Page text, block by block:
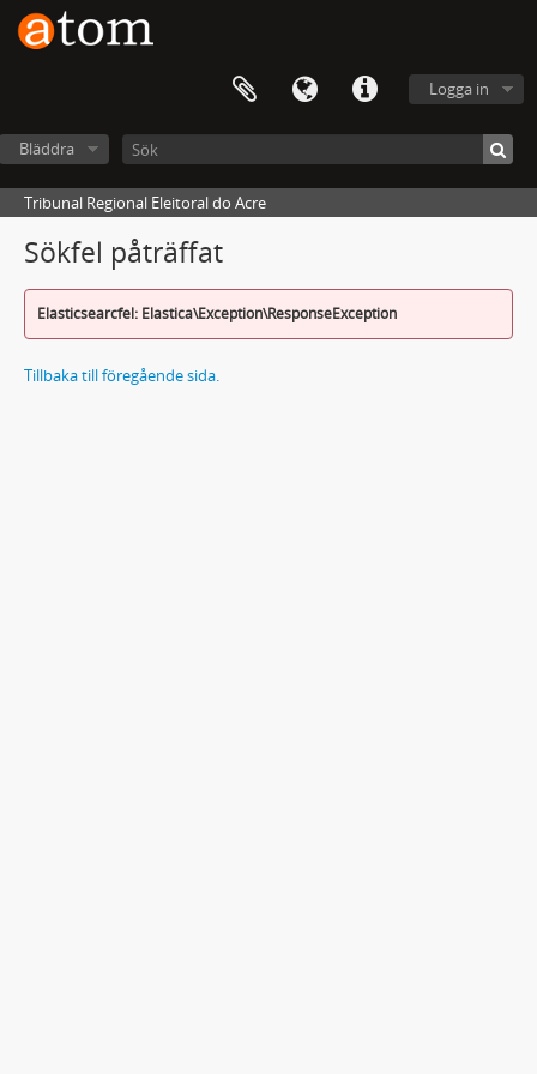
Logga in
Bläddra
Tribunal Regional Eleitoral do Acre
Sökfel påträffat
Elasticsearcfel: Elastica\Exception\ResponseException
Tillbaka till föregående sida.